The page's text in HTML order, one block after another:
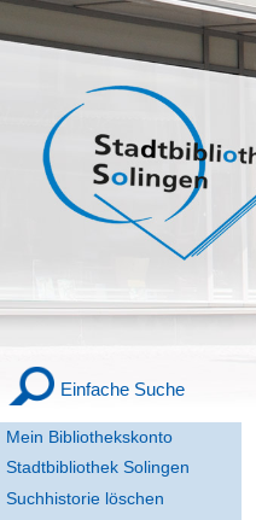
Mein Bibliothekskonto
Stadtbibliothek Solingen
Einfache Suche
Suchhistorie löschen